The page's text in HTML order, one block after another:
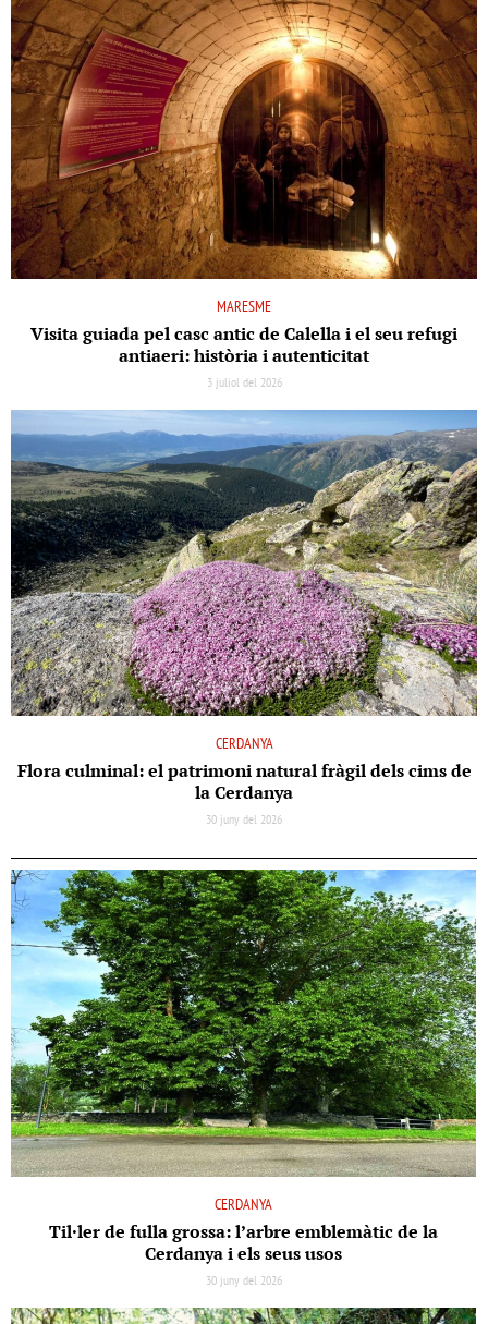
MARESME
Visita guiada pel casc antic de Calella i el seu refugi
antiaeri: història i autenticitat
3 juliol del 2026
CERDANYA
Flora culminal: el patrimoni natural fràgil dels cims de
la Cerdanya
30 juny del 2026
CERDANYA
Til·ler de fulla grossa: l’arbre emblemàtic de la
Cerdanya i els seus usos
30 juny del 2026